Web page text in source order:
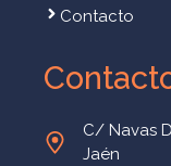
Contacto
C/ Navas
Jaén